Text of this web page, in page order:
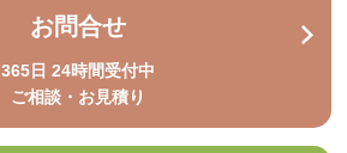
お問合せ
365日 24時間受付中
ご相談・お見積り